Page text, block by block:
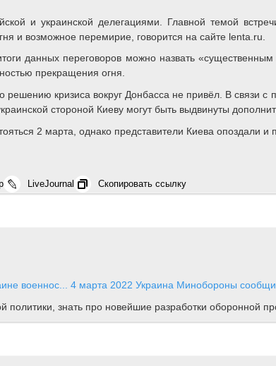
и украинской делегациями. Главной темой
и возможное перемирие, говорится на сайте lenta.ru.
данных переговоров можно назвать
прекращения огня.
кризиса вокруг Донбасса не привёл. В связи с
стороной Киеву могут быть выдвинуты
2 марта, однако представители Киева опоздали и
LiveJournal Скопировать ссылку
военнос... 4 марта 2022 Украина Минобороны
политики, знать про новейшие разработки